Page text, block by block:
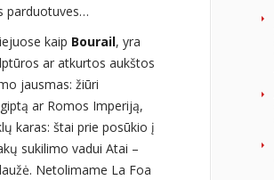
parduotuves…
kaip Bourail, yra
ar atkurtos aukštos
jausmas: žiūri
ar Romos Imperiją,
karas: štai prie posūkio į
sukilimo vadui Atai –
Netolimame La Foa